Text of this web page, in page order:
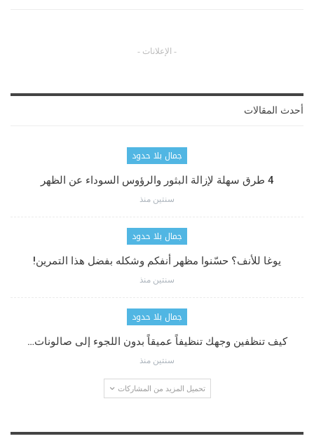
- الإعلانات -
أحدث المقالات
جمال بلا حدود
4 طرق سهلة لإزالة البثور والرؤوس السوداء عن الظهر
سنتين منذ
جمال بلا حدود
يوغا للأنف؟ حسّنوا مظهر أنفكم وشكله بفضل هذا التمرين!
سنتين منذ
جمال بلا حدود
كيف تنظفين وجهك تنظيفاً عميقاً بدون اللجوء إلى صالونات…
سنتين منذ
تحميل المزيد من المشاركات